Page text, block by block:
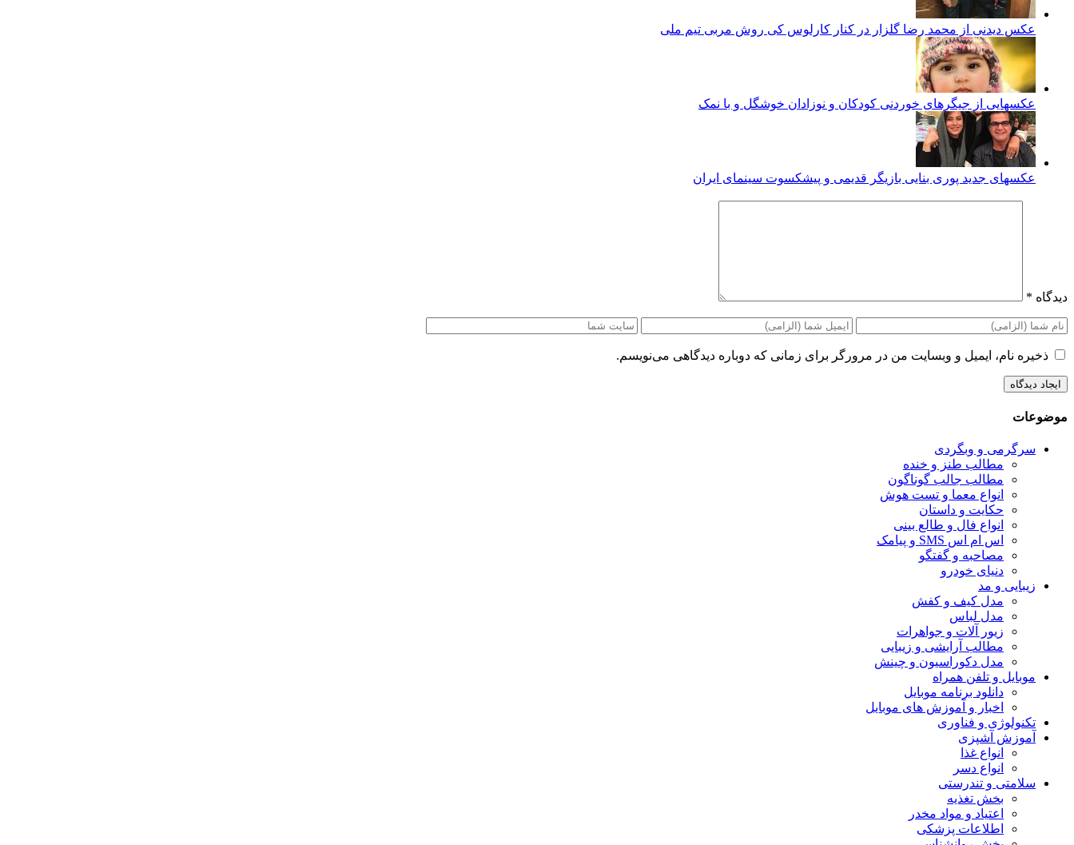
عکس دیدنی از محمد رضا گلزار در کنار کارلوس کی روش مربی تیم ملی
عکسهایی از جیگرهای خوردنی کودکان و نوزادان خوشگل و با نمک
عکسهای جدید پوری بنایی بازیگر قدیمی و پیشکسوت سینمای ایران
دیدگاه *
ذخیره نام، ایمیل و وبسایت من در مرورگر برای زمانی که دوباره دیدگاهی می‌نویسم.
موضوعات
سرگرمی و وبگردی
مطالب طنز و خنده
مطالب جالب گوناگون
انواع معما و تست هوش
حکایت و داستان
انواع فال و طالع بینی
اس ام اس SMS و پیامک
مصاحبه و گفتگو
دنیای خودرو
زیبایی و مد
مدل کیف و کفش
مدل لباس
زیور آلات و جواهرات
مطالب آرایشی و زیبایی
مدل دکوراسیون و چینش
موبایل و تلفن همراه
دانلود برنامه موبایل
اخبار و آموزش های موبایل
تکنولوژی و فناوری
آموزش آشپزی
انواع غذا
انواع دسر
سلامتی و تندرستی
بخش تغذیه
اعتیاد و مواد مخدر
اطلاعات پزشکی